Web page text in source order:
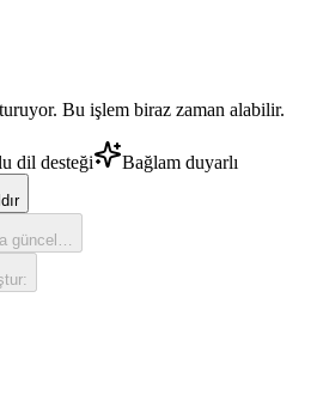
Bu işlem biraz zaman alabilir.
dil desteği Bağlam duyarlı
güncel…